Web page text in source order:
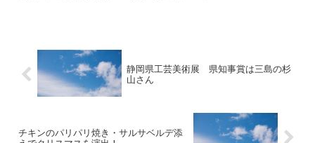
静岡県工芸美術展 県知事賞は三島の杉
山さん
チキンのパリパリ焼き・サルサベルデ添